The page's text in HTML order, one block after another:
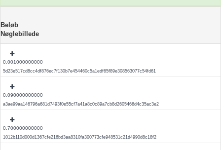
Beløb
Nøglebillede
0.001000000000
5d23e517cd8cc4df876ec7f130b7e454460c5a1edf65f89e308563077c54fd61
0.090000000000
a3ae99aa146796a681d7493f0e55cf7a41a8c0c89a7cb8d2605466d4c35ac3e2
0.700000000000
1012b110d000d1367cfe216bd3aa8310fa300773cfe948531c21d4990d8c18f2